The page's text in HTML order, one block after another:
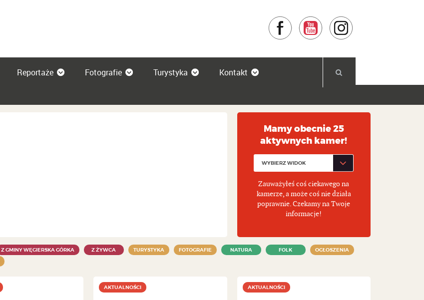
Facebook YouTube
Reportaże Fotografie Turystyka Kontakt
Mamy obecnie 25
aktywnych kamer!
Zauważyłeś coś ciekawego na
kamerze, a może coś nie działa
poprawnie. Czekamy na Twoje
informacje!
Z GMINY WĘGIERSKA GÓRKA Z ŻYWCA TURYSTYKA FOTOGRAFIE NATURA FOLK
OGŁOSZENIA
AKTUALNOŚCI
AKTUALNOŚCI AKTUALNOŚCI
AKTUALNOŚCI